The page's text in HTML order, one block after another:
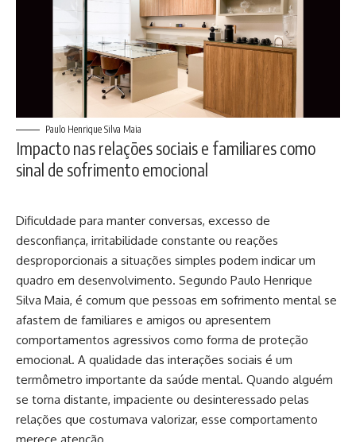
Paulo Henrique Silva Maia
Impacto nas relações sociais e familiares como
sinal de sofrimento emocional
Dificuldade para manter conversas, excesso de
desconfiança, irritabilidade constante ou reações
desproporcionais a situações simples podem indicar um
quadro em desenvolvimento. Segundo Paulo Henrique
Silva Maia, é comum que pessoas em sofrimento mental se
afastem de familiares e amigos ou apresentem
comportamentos agressivos como forma de proteção
emocional. A qualidade das interações sociais é um
termômetro importante da saúde mental. Quando alguém
se torna distante, impaciente ou desinteressado pelas
relações que costumava valorizar, esse comportamento